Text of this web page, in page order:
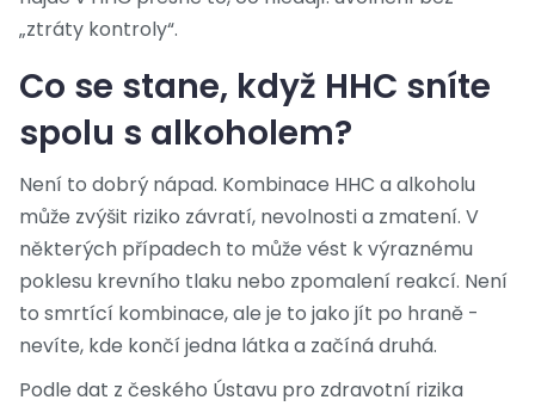
„ztráty kontroly“.
Co se stane, když HHC sníte
spolu s alkoholem?
Není to dobrý nápad. Kombinace HHC a alkoholu
může zvýšit riziko závratí, nevolnosti a zmatení. V
některých případech to může vést k výraznému
poklesu krevního tlaku nebo zpomalení reakcí. Není
to smrtící kombinace, ale je to jako jít po hraně -
nevíte, kde končí jedna látka a začíná druhá.
Podle dat z českého Ústavu pro zdravotní rizika